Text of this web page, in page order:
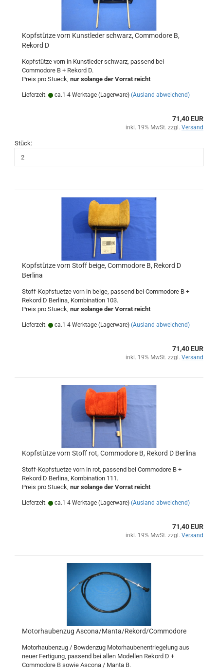
Kopfstütze vorn Kunstleder schwarz, Commodore B,
Rekord D
Kopfstütze vorn in Kunstleder schwarz, passend bei
Commodore B + Rekord D.
Preis pro Stueck, nur solange der Vorrat reicht
Lieferzeit: ca.1-4 Werktage (Lagerware) (Ausland abweichend)
71,40 EUR
inkl. 19% MwSt. zzgl. Versand
Stück:
Kopfstütze vorn Stoff beige, Commodore B, Rekord D
Berlina
Stoff-Kopfstuetze vorn in beige, passend bei Commodore B +
Rekord D Berlina, Kombination 103.
Preis pro Stueck, nur solange der Vorrat reicht
Lieferzeit: ca.1-4 Werktage (Lagerware) (Ausland abweichend)
71,40 EUR
inkl. 19% MwSt. zzgl. Versand
Kopfstütze vorn Stoff rot, Commodore B, Rekord D Berlina
Stoff-Kopfstuetze vorn in rot, passend bei Commodore B +
Rekord D Berlina, Kombination 111.
Preis pro Stueck, nur solange der Vorrat reicht
Lieferzeit: ca.1-4 Werktage (Lagerware) (Ausland abweichend)
71,40 EUR
inkl. 19% MwSt. zzgl. Versand
Motorhaubenzug Ascona/Manta/Rekord/Commodore
Motorhaubenzug / Bowdenzug Motorhaubenentriegelung aus
neuer Fertigung, passend bei allen Modellen Rekord D +
Commodore B sowie Ascona / Manta B.